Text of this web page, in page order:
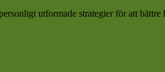
utformade strategier för att bättre